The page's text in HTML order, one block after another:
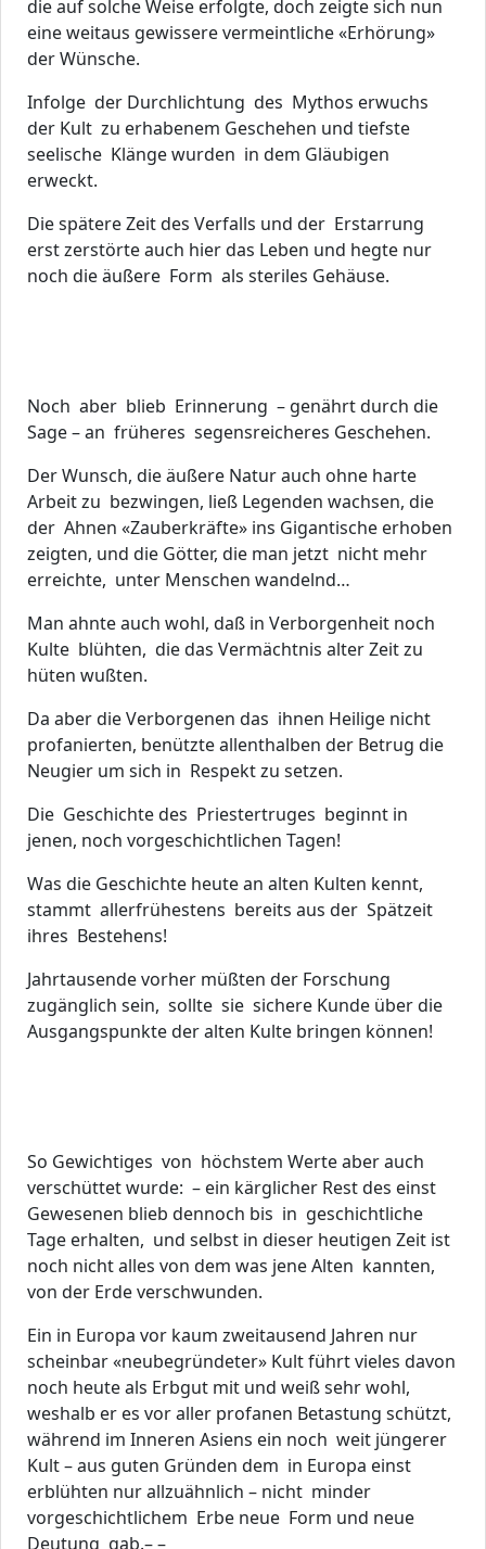
die auf solche Weise erfolgte, doch zeigte sich nun
eine weitaus gewissere vermeintliche «Erhörung»
der Wünsche.
Infolge der Durchlichtung des Mythos erwuchs
der Kult zu erhabenem Geschehen und tiefste
seelische Klänge wurden in dem Gläubigen
erweckt.
Die spätere Zeit des Verfalls und der Erstarrung
erst zerstörte auch hier das Leben und hegte nur
noch die äußere Form als steriles Gehäuse.
Noch aber blieb Erinnerung – genährt durch die
Sage – an früheres segensreicheres Geschehen.
Der Wunsch, die äußere Natur auch ohne harte
Arbeit zu bezwingen, ließ Legenden wachsen, die
der Ahnen «Zauberkräfte» ins Gigantische erhoben
zeigten, und die Götter, die man jetzt nicht mehr
erreichte, unter Menschen wandelnd…
Man ahnte auch wohl, daß in Verborgenheit noch
Kulte blühten, die das Vermächtnis alter Zeit zu
hüten wußten.
Da aber die Verborgenen das ihnen Heilige nicht
profanierten, benützte allenthalben der Betrug die
Neugier um sich in Respekt zu setzen.
Die Geschichte des Priestertruges beginnt in
jenen, noch vorgeschichtlichen Tagen!
Was die Geschichte heute an alten Kulten kennt,
stammt allerfrühestens bereits aus der Spätzeit
ihres Bestehens!
Jahrtausende vorher müßten der Forschung
zugänglich sein, sollte sie sichere Kunde über die
Ausgangspunkte der alten Kulte bringen können!
So Gewichtiges von höchstem Werte aber auch
verschüttet wurde: – ein kärglicher Rest des einst
Gewesenen blieb dennoch bis in geschichtliche
Tage erhalten, und selbst in dieser heutigen Zeit ist
noch nicht alles von dem was jene Alten kannten,
von der Erde verschwunden.
Ein in Europa vor kaum zweitausend Jahren nur
scheinbar «neubegründeter» Kult führt vieles davon
noch heute als Erbgut mit und weiß sehr wohl,
weshalb er es vor aller profanen Betastung schützt,
während im Inneren Asiens ein noch weit jüngerer
Kult – aus guten Gründen dem in Europa einst
erblühten nur allzuähnlich – nicht minder
vorgeschichtlichem Erbe neue Form und neue
Deutung gab.– –